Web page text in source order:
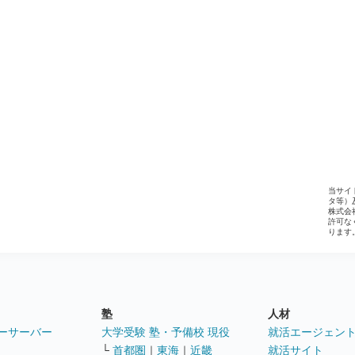
当サイ
タ等）
株式会
許可な
ります
サーバー
塾
大学受験 塾・予備校 現役
└ 首都圏 ｜ 東海 ｜ 近畿
人材
就活エージェン
就活サイト